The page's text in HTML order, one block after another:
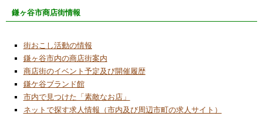
鎌ヶ谷市商店街情報
街おこし活動の情報
鎌ヶ谷市内の商店街案内
商店街のイベント予定及び開催履歴
鎌ケ谷ブランド館
市内で見つけた「素敵なお店」
ネットで探す求人情報（市内及び周辺市町の求人サイト）